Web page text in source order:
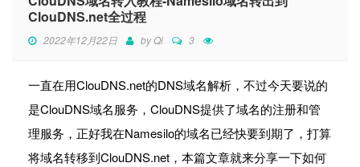
ClouDNS.net全过程
2022年12月22日 byQi 3
一直在用ClouDNS.net的DNS域名解析，不过今天要说的
是ClouDNS域名服务，ClouDNS提供了域名的注册和管
理服务，正好我在Namesilo的域名已经快要到期了，打算
将域名转移到ClouDNS.net，本篇文章就来分享一下如何